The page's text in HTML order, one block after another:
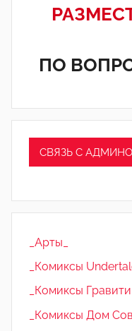
ПО
СВЯЗЬ С
_Арты_
_Комиксы
_Комиксы Гравити
_Комиксы Дом